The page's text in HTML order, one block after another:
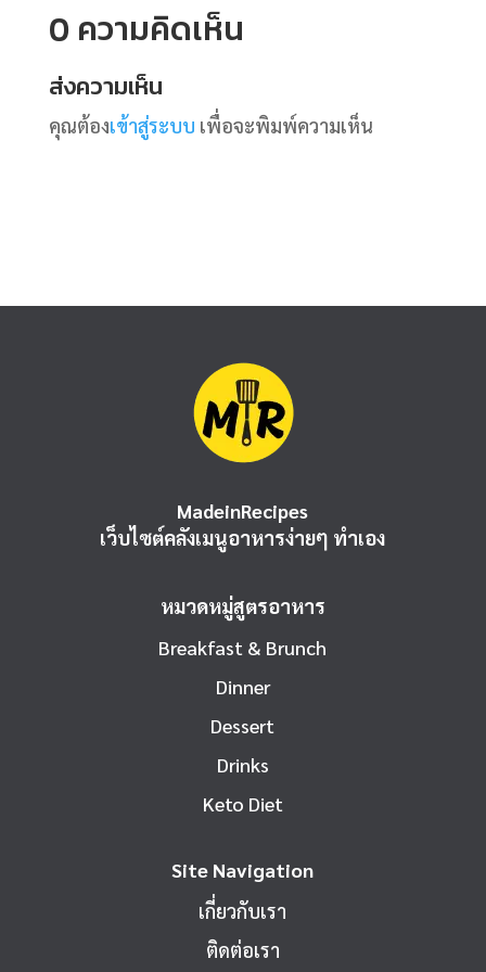
0 ความคิดเห็น
ส่งความเห็น
คุณต้องเข้าสู่ระบบ เพื่อจะพิมพ์ความเห็น
MadeinRecipes
เว็บไซต์คลังเมนูอาหารง่ายๆ ทำเอง
หมวดหมู่สูตรอาหาร
Breakfast & Brunch
Dinner
Dessert
Drinks
Keto Diet
Site Navigation
เกี่ยวกับเรา
ติดต่อเรา